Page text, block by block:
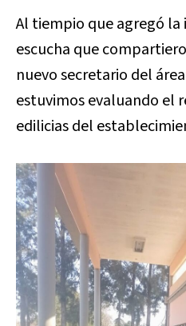
Al tiempio que agregó
escucha que
nuevo secretario del
estuvimos evaluando el
edilicias del